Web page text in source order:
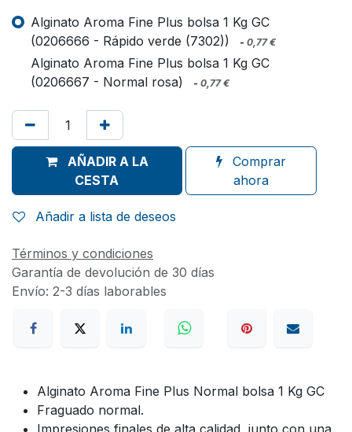
Alginato Aroma Fine Plus bolsa 1 Kg GC
(0206666 - Rápido verde (7302))
- 0,77€
Alginato Aroma Fine Plus bolsa 1 Kg GC
(0206667 - Normal rosa)
- 0,77€
AÑADIR A LA
CESTA
Comprar
ahora
Añadir a lista de deseos
Términos y condiciones
Garantía de devolución de 30 días
Envío: 2-3 días laborables
Alginato Aroma Fine Plus Normal bolsa 1 Kg GC
Fraguado normal.
Impresiones finales de alta calidad, junto con una